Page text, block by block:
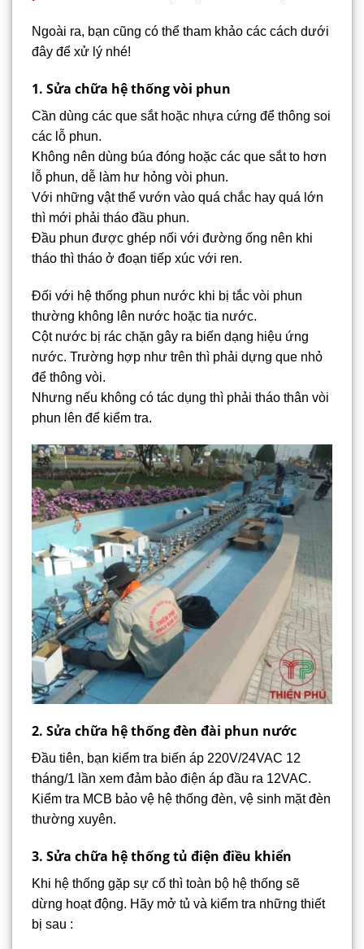
Ngoài ra, bạn cũng có thể tham khảo các cách dưới
đây để xử lý nhé!
1. Sửa chữa hệ thống vòi phun
Cần dùng các que sắt hoặc nhựa cứng để thông soi
các lỗ phun.
Không nên dùng búa đóng hoặc các que sắt to hơn
lỗ phun, dễ làm hư hỏng vòi phun.
Với những vật thể vướn vào quá chắc hay quá lớn
thì mới phải tháo đầu phun.
Đầu phun được ghép nối với đường ống nên khi
tháo thì tháo ở đoạn tiếp xúc với ren.
Đối với hệ thống phun nước khi bị tắc vòi phun
thường không lên nước hoặc tia nước.
Cột nước bị rác chặn gây ra biến dạng hiệu ứng
nước. Trường hợp như trên thì phải dựng que nhỏ
để thông vòi.
Nhưng nếu không có tác dụng thì phải tháo thân vòi
phun lên để kiểm tra.
2. Sửa chữa hệ thống đèn đài phun nước
Đầu tiên, bạn kiểm tra biến áp 220V/24VAC 12
tháng/1 lần xem đảm bảo điện áp đầu ra 12VAC.
Kiểm tra MCB bảo vệ hệ thống đèn, vệ sinh mặt đèn
thường xuyên.
3. Sửa chữa hệ thống tủ điện điều khiển
Khi hệ thống gặp sự cố thì toàn bộ hệ thống sẽ
dừng hoạt động. Hãy mở tủ và kiểm tra những thiết
bị sau :